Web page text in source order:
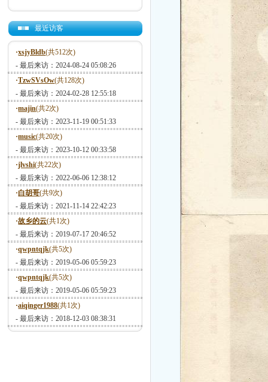
最近访客
·xsjyBldb(共512次)
- 最后来访：2024-08-24 05:08:26
·TzwSVsOw(共128次)
- 最后来访：2024-02-28 12:55:18
·majin(共2次)
- 最后来访：2023-11-19 00:51:33
·music(共20次)
- 最后来访：2023-10-12 00:33:58
·jlvshi(共22次)
- 最后来访：2022-06-06 12:38:12
·白胡哥(共9次)
- 最后来访：2021-11-14 22:42:23
·故乡的云(共1次)
- 最后来访：2019-07-17 20:46:52
·qwpntqjk(共5次)
- 最后来访：2019-05-06 05:59:23
·qwpntqjk(共5次)
- 最后来访：2019-05-06 05:59:23
·aiqinger1988(共1次)
- 最后来访：2018-12-03 08:38:31